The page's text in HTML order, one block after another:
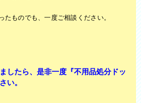
たものでも、一度ご相談ください。
したら、是非一度『不用品処分ドッ
い。